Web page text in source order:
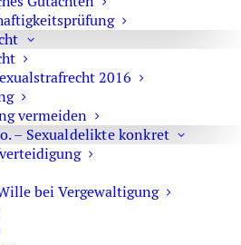
2016
vermeiden
– Sexualdelikte konkret
bei Vergewaltigung
Behandlung